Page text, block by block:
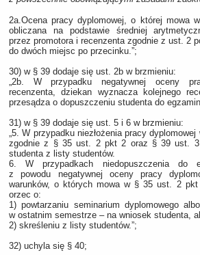
2a.Ocena pracy dyplomowej, o której
obliczana na podstawie średniej
przez promotora i recenzenta zgodnie z ust. 2
do dwóch miejsc po przecinku.”;
30) w § 39 dodaje się ust. 2b w brzmieniu:
„2b. W przypadku negatywnej oceny
recenzenta, dziekan wyznacza kolejnego
przesądza o dopuszczeniu studenta do
31) w § 39 dodaje się ust. 5 i 6 w brzmieniu:
„5. W przypadku niezłożenia pracy
zgodnie z § 35 ust. 2 pkt 2 oraz § 39 ust.
studenta z listy studentów.
6. W przypadkach niedopuszczenia do
z powodu negatywnej oceny pracy
warunków, o których mowa w § 35 ust. 2
orzec o:
1) powtarzaniu seminarium dyplomowego
w ostatnim semestrze ‒ na wniosek studenta,
2) skreśleniu z listy studentów.”;
32) uchyla się § 40;